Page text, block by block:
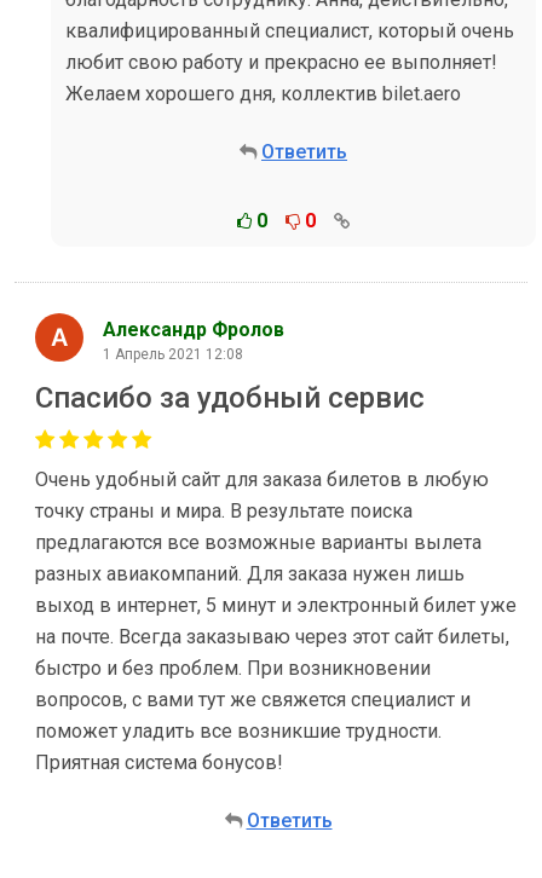
квалифицированный специалист, который очень
любит свою работу и прекрасно ее выполняет!
Желаем хорошего дня, коллектив bilet.aero
Ответить
0 0
Александр Фролов
1 Апрель 2021 12:08
Спасибо за удобный сервис
Очень удобный сайт для заказа билетов в любую
точку страны и мира. В результате поиска
предлагаются все возможные варианты вылета
разных авиакомпаний. Для заказа нужен лишь
выход в интернет, 5 минут и электронный билет уже
на почте. Всегда заказываю через этот сайт билеты,
быстро и без проблем. При возникновении
вопросов, с вами тут же свяжется специалист и
поможет уладить все возникшие трудности.
Приятная система бонусов!
Ответить